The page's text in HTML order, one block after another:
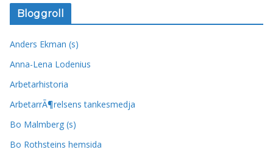
Bloggroll
Anders Ekman (s)
Anna-Lena Lodenius
Arbetarhistoria
ArbetarrÃ¶relsens tankesmedja
Bo Malmberg (s)
Bo Rothsteins hemsida